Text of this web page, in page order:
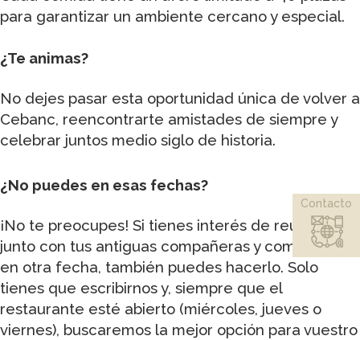
para garantizar un ambiente cercano y especial.
¿Te animas?
No dejes pasar esta oportunidad única de volver a
Cebanc, reencontrarte amistades de siempre y
celebrar juntos medio siglo de historia.
¿No puedes en esas fechas?
¡No te preocupes! Si tienes interés de reunirte
junto con tus antiguas compañeras y compañeros
en otra fecha, también puedes hacerlo. Solo
tienes que escribirnos y, siempre que el
restaurante esté abierto (miércoles, jueves o
viernes), buscaremos la mejor opción para vuestro
Contacto